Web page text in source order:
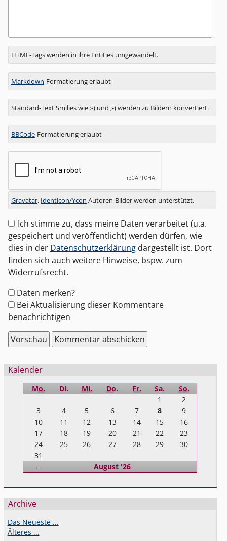
Antwort
zu
HTML-Tags werden in ihre Entities umgewandelt.
Markdown-Formatierung erlaubt
Standard-Text Smilies wie :-) und ;-) werden zu Bildern konvertiert.
BBCode-Formatierung erlaubt
Gravatar, Identicon/Ycon Autoren-Bilder werden unterstützt.
Ich stimme zu, dass meine Daten verarbeitet (u.a.
gespeichert und veröffentlicht) werden dürfen, wie
dies in der Datenschutzerklärung dargestellt ist. Dort
finden sich auch weitere Hinweise, bspw. zum
Widerrufsrecht.
Formular-
Optionen
Daten merken?
Bei Aktualisierung dieser Kommentare
benachrichtigen
Seitenleiste
Kalender
Mo. Di. Mi. Do. Fr. Sa. So.
← August '26
1
2
3
4 5 6 7 8
9
10
11 12 13 14 15
16
17
18 19 20 21 22
23
24
25 26 27 28 29
30
31
Archive
Das Neueste ...
Älteres ...